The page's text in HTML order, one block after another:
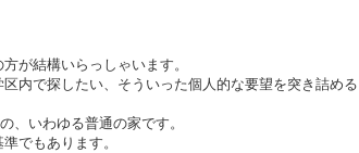
が結構いらっしゃいます。
内で探したい、そういった個人的な要望を突き詰める
、いわゆる普通の家です。
でもあります。